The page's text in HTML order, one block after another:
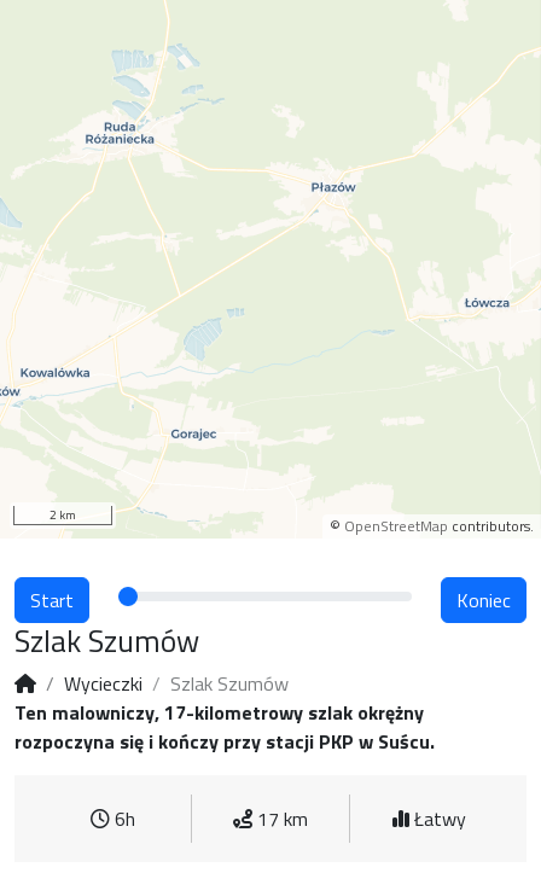
© OpenStreetMap contributors.
2 km
Start Koniec
Szlak Szumów
Wycieczki
Szlak Szumów
Ten malowniczy, 17-kilometrowy szlak okrężny
rozpoczyna się i kończy przy stacji PKP w Suścu.
6h 17 km Łatwy